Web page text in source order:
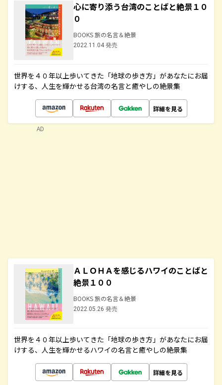
心に寄り添う台湾のことばと絶景１０
０
BOOKS 旅の名言＆絶景
2022.11.04 発売
世界を４０年以上歩いてきた「地球の歩き方」があなたにお届
けする、人生を輝かせる台湾の名言と癒やしの絶景集
詳細を見る
ＡＬＯＨＡを感じるハワイのことばと
絶景１００
BOOKS 旅の名言＆絶景
2022.05.26 発売
世界を４０年以上歩いてきた「地球の歩き方」があなたにお届
けする、人生を輝かせるハワイの名言と癒やしの絶景集
詳細を見る
AD